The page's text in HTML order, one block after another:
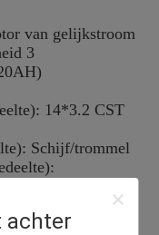
achter
van gelijkstroom
3
14*3.2 CST
Schijf/trommel
85 in HK 40